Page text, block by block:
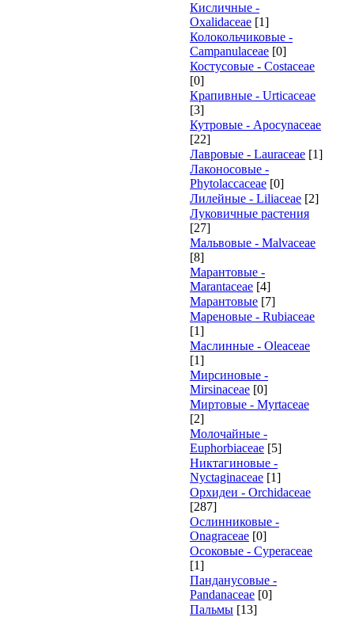
Кисличные -
Oxalidaceae [1]
Колокольчиковые -
Campanulaceae [0]
Костусовые - Costaceae
[0]
Крапивные - Urticaceae
[3]
Кутровые - Apocynaceae
[22]
Лавровые - Lauraceae [1]
Лаконосовые -
Phytolaccaceae [0]
Лилейные - Liliaceae [2]
Луковичные растения
[27]
Мальвовые - Malvaceae
[8]
Марантовые -
Marantaceae [4]
Марантовые [7]
Мареновые - Rubiaceae
[1]
Маслинные - Oleaceae
[1]
Мирсиновые -
Mirsinaceae [0]
Миртовые - Myrtaceae
[2]
Молочайные -
Euphorbiaceae [5]
Никтагиновые -
Nyctaginaceae [1]
Орхидеи - Orchidaceae
[287]
Ослинниковые -
Onagraceae [0]
Осоковые - Cyperaceae
[1]
Панданусовые -
Pandanaceae [0]
Пальмы [13]